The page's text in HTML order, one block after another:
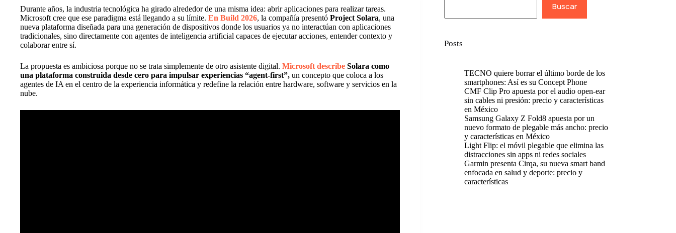
Durante años, la industria tecnológica ha girado alrededor de una misma idea: abrir aplicaciones para realizar tareas.
Microsoft cree que ese paradigma está llegando a su límite. En Build 2026, la compañía presentó Project Solara, una
nueva plataforma diseñada para una generación de dispositivos donde los usuarios ya no interactúan con aplicaciones
tradicionales, sino directamente con agentes de inteligencia artificial capaces de ejecutar acciones, entender contexto y
colaborar entre sí.
La propuesta es ambiciosa porque no se trata simplemente de otro asistente digital. Microsoft describe Solara como
una plataforma construida desde cero para impulsar experiencias “agent-first”, un concepto que coloca a los
agentes de IA en el centro de la experiencia informática y redefine la relación entre hardware, software y servicios en la
nube.
Buscar
Posts
TECNO quiere borrar el último borde de los
smartphones: Así es su Concept Phone
CMF Clip Pro apuesta por el audio open-ear
sin cables ni presión: precio y características
en México
Samsung Galaxy Z Fold8 apuesta por un
nuevo formato de plegable más ancho: precio
y características en México
Light Flip: el móvil plegable que elimina las
distracciones sin apps ni redes sociales
Garmin presenta Cirqa, su nueva smart band
enfocada en salud y deporte: precio y
características